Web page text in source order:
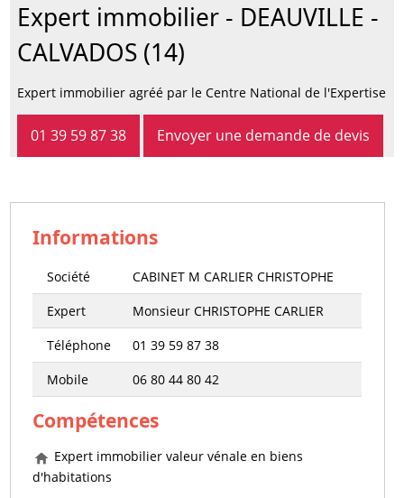
Expert immobilier - DEAUVILLE -
CALVADOS (14)
Expert immobilier agréé par le Centre National de l'Expertise
01 39 59 87 38 Envoyer une demande de devis
Informations
Société
CABINET M CARLIER CHRISTOPHE
Expert
Monsieur CHRISTOPHE CARLIER
Téléphone
01 39 59 87 38
Mobile
06 80 44 80 42
Compétences
Expert immobilier valeur vénale en biens
d'habitations